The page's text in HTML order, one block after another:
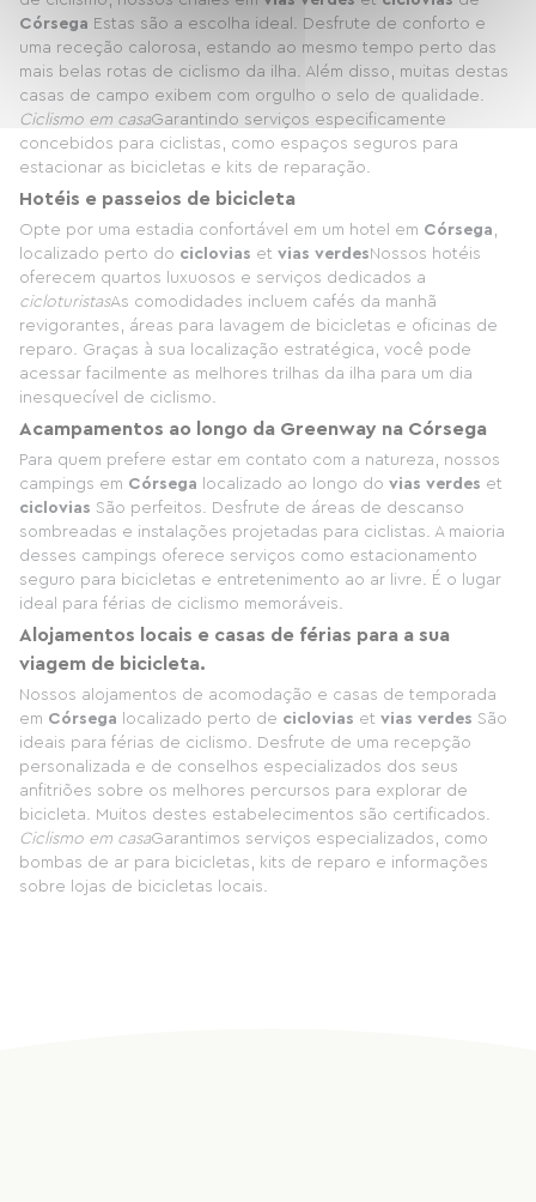
Córsega Estas são a escolha ideal. Desfrute de conforto e
uma receção calorosa, estando ao mesmo tempo perto das
mais belas rotas de ciclismo da ilha. Além disso, muitas destas
casas de campo exibem com orgulho o selo de qualidade.
Ciclismo em casaGarantindo serviços especificamente
concebidos para ciclistas, como espaços seguros para
estacionar as bicicletas e kits de reparação.
Hotéis e passeios de bicicleta
Opte por uma estadia confortável em um hotel em Córsega ,
localizado perto do ciclovias et vias verdes Nossos hotéis
oferecem quartos luxuosos e serviços dedicados a
cicloturistasAs comodidades incluem cafés da manhã
revigorantes, áreas para lavagem de bicicletas e oficinas de
reparo. Graças à sua localização estratégica, você pode
acessar facilmente as melhores trilhas da ilha para um dia
inesquecível de ciclismo.
Acampamentos ao longo da Greenway na Córsega
Para quem prefere estar em contato com a natureza, nossos
campings em Córsega localizado ao longo do vias verdes et
ciclovias São perfeitos. Desfrute de áreas de descanso
sombreadas e instalações projetadas para ciclistas. A maioria
desses campings oferece serviços como estacionamento
seguro para bicicletas e entretenimento ao ar livre. É o lugar
ideal para férias de ciclismo memoráveis.
Alojamentos locais e casas de férias para a sua
viagem de bicicleta.
Nossos alojamentos de acomodação e casas de temporada
em Córsega localizado perto de ciclovias et vias verdes São
ideais para férias de ciclismo. Desfrute de uma recepção
personalizada e de conselhos especializados dos seus
anfitriões sobre os melhores percursos para explorar de
bicicleta. Muitos destes estabelecimentos são certificados.
Ciclismo em casaGarantimos serviços especializados, como
bombas de ar para bicicletas, kits de reparo e informações
sobre lojas de bicicletas locais.